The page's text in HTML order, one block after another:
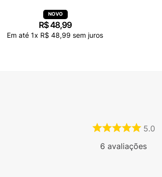
R$48,99
Em até 1x R$ 48,99 sem juros
5.0
6 avaliações